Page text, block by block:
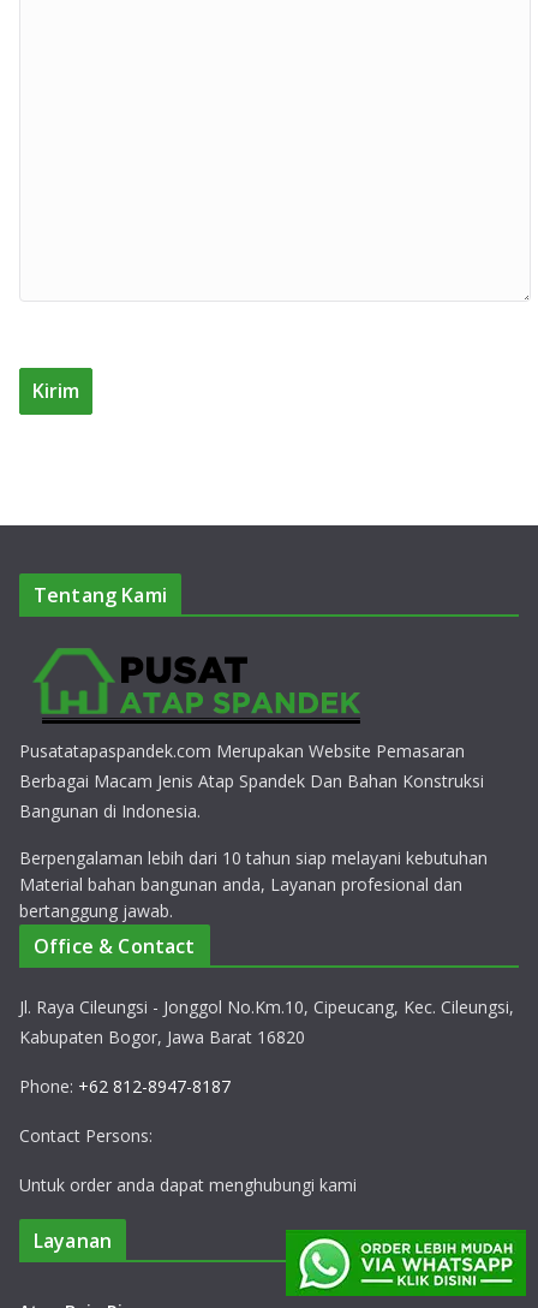
Tentang Kami
Pusatatapaspandek.com Merupakan Website Pemasaran
Berbagai Macam Jenis Atap Spandek Dan Bahan Konstruksi
Bangunan di Indonesia.
Berpengalaman lebih dari 10 tahun siap melayani kebutuhan
Material bahan bangunan anda, Layanan profesional dan
bertanggung jawab.
Office & Contact
Jl. Raya Cileungsi - Jonggol No.Km.10, Cipeucang, Kec. Cileungsi,
Kabupaten Bogor, Jawa Barat 16820
Phone: +62 812-8947-8187
Contact Persons:
Untuk order anda dapat menghubungi kami
Layanan